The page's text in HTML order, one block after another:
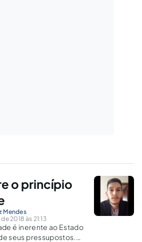
o princípio
Mendes
2018 às 21:13
é inerente ao Estado
seus pressupostos.